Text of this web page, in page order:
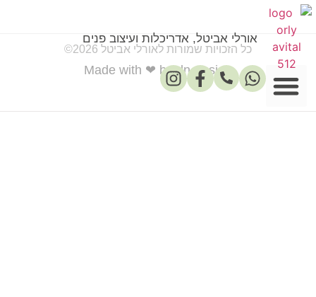
אורלי אביטל, אדריכלות ועיצוב פנים
כל הזכויות שמורות לאורלי אביטל 2026©
Made with ❤ by dn-design